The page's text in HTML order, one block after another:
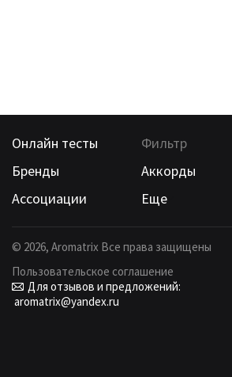
Онлайн тесты Фильтр
Бренды
Аккорды
Ассоциации
Еще
© 2026, Aromatrix Все права защищены
Пользовательское соглашение
Для отзывов и предложений:
aromatrix@yandex.ru